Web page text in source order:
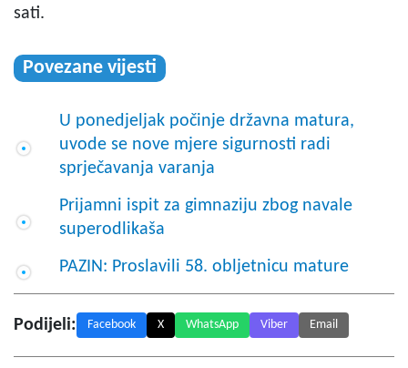
sati.
Povezane vijesti
U ponedjeljak počinje državna matura,
uvode se nove mjere sigurnosti radi
sprječavanja varanja
Prijamni ispit za gimnaziju zbog navale
superodlikaša
PAZIN: Proslavili 58. obljetnicu mature
Podijeli: Facebook X WhatsApp Viber Email